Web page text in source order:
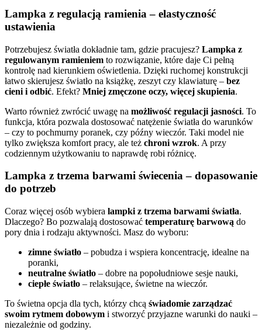
Lampka z regulacją ramienia – elastyczność
ustawienia
Potrzebujesz światła dokładnie tam, gdzie pracujesz? Lampka z
regulowanym ramieniem to rozwiązanie, które daje Ci pełną
kontrolę nad kierunkiem oświetlenia. Dzięki ruchomej konstrukcji
łatwo skierujesz światło na książkę, zeszyt czy klawiaturę – bez
cieni i odbić. Efekt? Mniej zmęczone oczy, więcej skupienia.
Warto również zwrócić uwagę na możliwość regulacji jasności. To
funkcja, która pozwala dostosować natężenie światła do warunków
– czy to pochmurny poranek, czy późny wieczór. Taki model nie
tylko zwiększa komfort pracy, ale też chroni wzrok. A przy
codziennym użytkowaniu to naprawdę robi różnicę.
Lampka z trzema barwami świecenia – dopasowanie
do potrzeb
Coraz więcej osób wybiera lampki z trzema barwami światła.
Dlaczego? Bo pozwalają dostosować temperaturę barwową do
pory dnia i rodzaju aktywności. Masz do wyboru:
zimne światło – pobudza i wspiera koncentrację, idealne na
poranki,
neutralne światło – dobre na popołudniowe sesje nauki,
ciepłe światło – relaksujące, świetne na wieczór.
To świetna opcja dla tych, którzy chcą świadomie zarządzać
swoim rytmem dobowym i stworzyć przyjazne warunki do nauki –
niezależnie od godziny.